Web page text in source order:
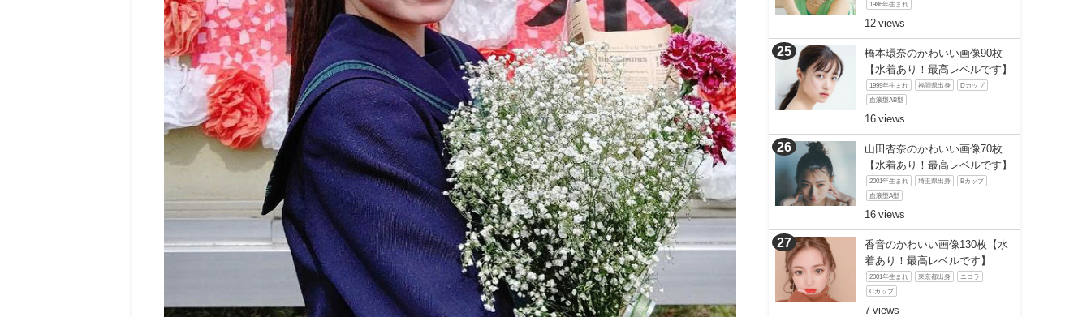
1986年生まれ
12
橋本環奈のかわいい画像90枚
【水着あり！最高レベルです】
1999年生まれ 福岡県出身 Dカップ
血液型AB型
16
山田杏奈のかわいい画像70枚
【水着あり！最高レベルです】
2001年生まれ 埼玉県出身 Bカップ
血液型A型
16
香音のかわいい画像130枚【水
着あり！最高レベルです】
2001年生まれ 東京都出身 ニコラ
Cカップ
7